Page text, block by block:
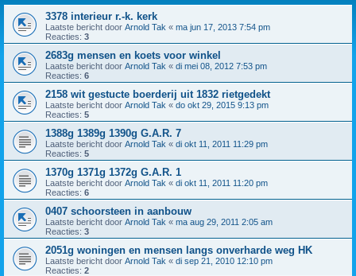
3378 interieur r.-k. kerk
Laatste bericht door Arnold Tak « ma jun 17, 2013 7:54 pm
Reacties: 3
2683g mensen en koets voor winkel
Laatste bericht door Arnold Tak « di mei 08, 2012 7:53 pm
Reacties: 6
2158 wit gestucte boerderij uit 1832 rietgedekt
Laatste bericht door Arnold Tak « do okt 29, 2015 9:13 pm
Reacties: 5
1388g 1389g 1390g G.A.R. 7
Laatste bericht door Arnold Tak « di okt 11, 2011 11:29 pm
Reacties: 5
1370g 1371g 1372g G.A.R. 1
Laatste bericht door Arnold Tak « di okt 11, 2011 11:20 pm
Reacties: 6
0407 schoorsteen in aanbouw
Laatste bericht door Arnold Tak « ma aug 29, 2011 2:05 am
Reacties: 3
2051g woningen en mensen langs onverharde weg HK
Laatste bericht door Arnold Tak « di sep 21, 2010 12:10 pm
Reacties: 2